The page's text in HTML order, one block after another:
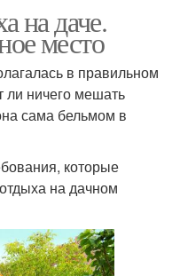
на даче.
место
в правильном
ли ничего мешать
сама бельмом в
которые
на дачном